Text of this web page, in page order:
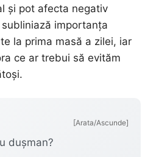
și pot afecta negativ
importanța
la prima masă a zilei, iar
ce ar trebui să evităm
[Arata/Ascunde]
dușman?